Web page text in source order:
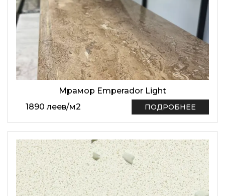
Мрамор Emperador Light
1890 леев/м2 ПОДРОБНЕЕ